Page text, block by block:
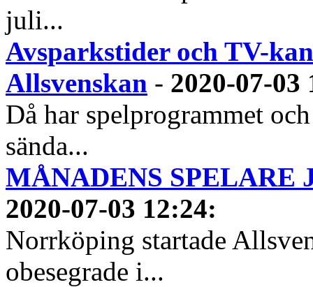
juli...
Avsparkstider och TV-
Allsvenskan - 2020-07-03
Då har spelprogrammet
sända...
MÅNADENS SPELARE
2020-07-03 12:24:
Norrköping startade
obesegrade i...